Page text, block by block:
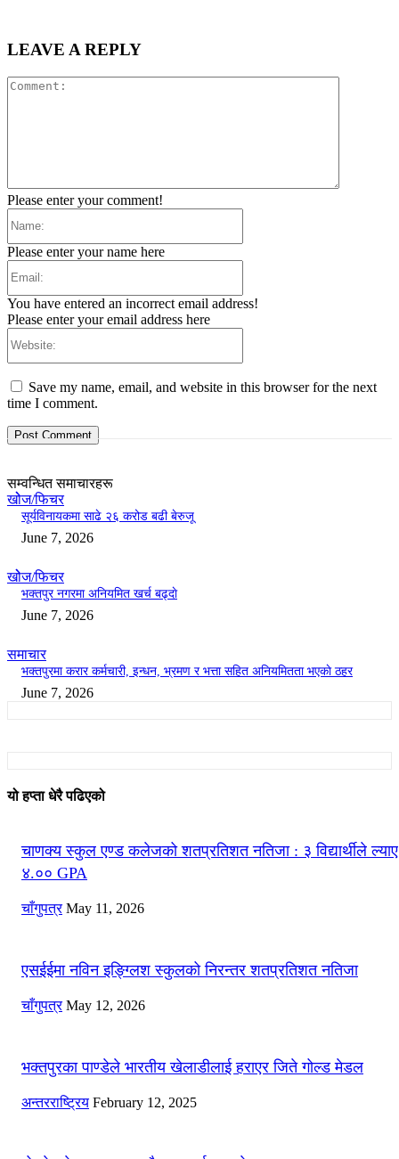
LEAVE A REPLY
Please enter your comment!
Please enter your name here
You have entered an incorrect email address!
Please enter your email address here
Save my name, email, and website in this browser for the next
time I comment.
सम्वन्धित समाचारहरू
खोेज/फिचर
सूर्यविनायकमा साढे २६ करोड बढी बेरुजू
June 7, 2026
खोेज/फिचर
भक्तपुर नगरमा अनियमित खर्च बढ्दाे
June 7, 2026
समाचार
भक्तपुरमा करार कर्मचारी, इन्धन, भ्रमण र भत्ता सहित अनियमितता भएकाे ठहर
June 7, 2026
यो हप्ता धेरै पढिएको
चाणक्य स्कुल एण्ड कलेजको शतप्रतिशत नतिजा : ३ विद्यार्थीले ल्याए
४.०० GPA
चाँगुपत्र May 11, 2026
एसईईमा नविन इङ्ग्लिश स्कुलको निरन्तर शतप्रतिशत नतिजा
चाँगुपत्र May 12, 2026
भक्तपुरका पाण्डेले भारतीय खेलाडीलाई हराएर जिते गोल्ड मेडल
अन्तरराष्ट्रिय February 12, 2025